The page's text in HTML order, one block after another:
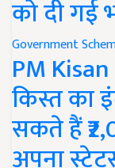
को दी गई
Government
PM
किस्त का
सकते हैं
अपना